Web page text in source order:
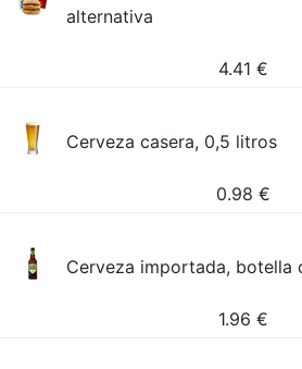
alternativa
4.41 €
Cerveza casera, 0,5 litros
0.98 €
Cerveza importada, botella
1.96 €